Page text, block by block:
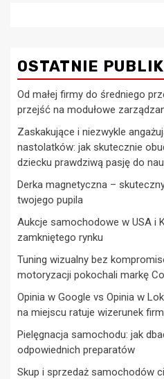
OSTATNIE
Od małej firmy do średniego
przejść na modułowe
Zaskakujące i niezwykle
nastolatków: jak skutecznie
dziecku prawdziwą pasję do
Derka magnetyczna –
twojego pupila
Aukcje samochodowe w USA i
zamkniętego rynku
Tuning wizualny bez
motoryzacji pokochali markę
Opinia w Google vs Opinia w
na miejscu ratuje wizerunek
Pielęgnacja samochodu: jak
odpowiednich preparatów
Skup i sprzedaż samochodów